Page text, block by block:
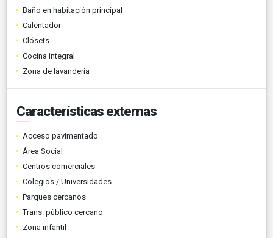
Baño en habitación principal
Calentador
Clósets
Cocina integral
Zona de lavandería
Características externas
Acceso pavimentado
Área Social
Centros comerciales
Colegios / Universidades
Parques cercanos
Trans. público cercano
Zona infantil